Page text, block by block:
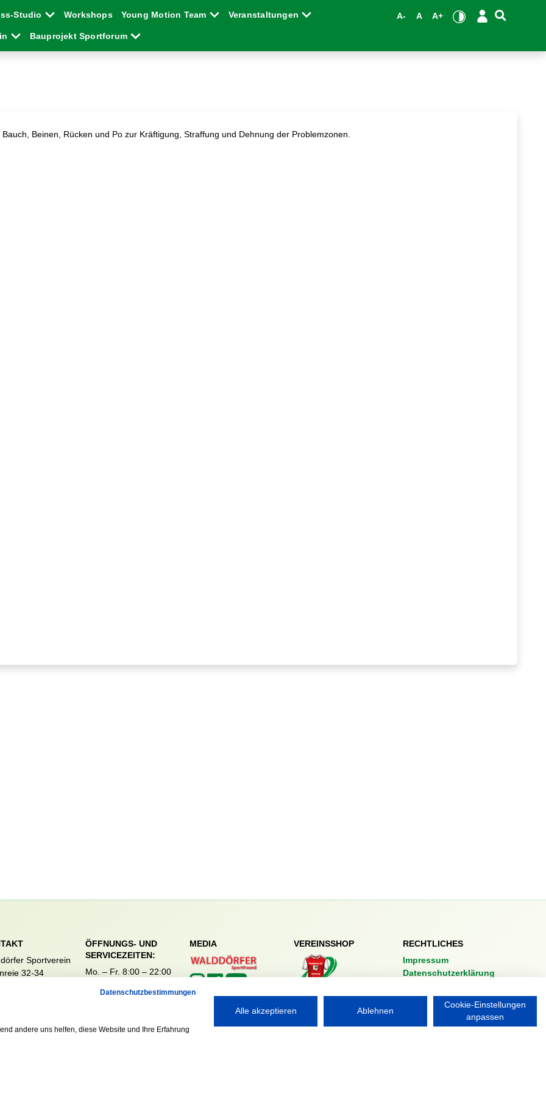
Studio Workshops Young Motion Team Veranstaltungen
Bauprojekt Sportforum
A- A A+
Beinen, Rücken und Po zur Kräftigung, Straffung und Dehnung der Problemzonen.
Sportverein
32-34
ÖFFNUNGS- UND
SERVICEZEITEN:
Mo. – Fr. 8:00 – 22:00
Sa. & So. 9:00 – 19:00
MEDIA VEREINSSHOP
Nordsport.store
RECHTLICHES
Impressum
Datenschutzerklärung
Datenschutzbestimmungen
andere uns helfen, diese Website und Ihre Erfahrung
Alle akzeptieren Ablehnen
Cookie-Einstellungen
anpassen